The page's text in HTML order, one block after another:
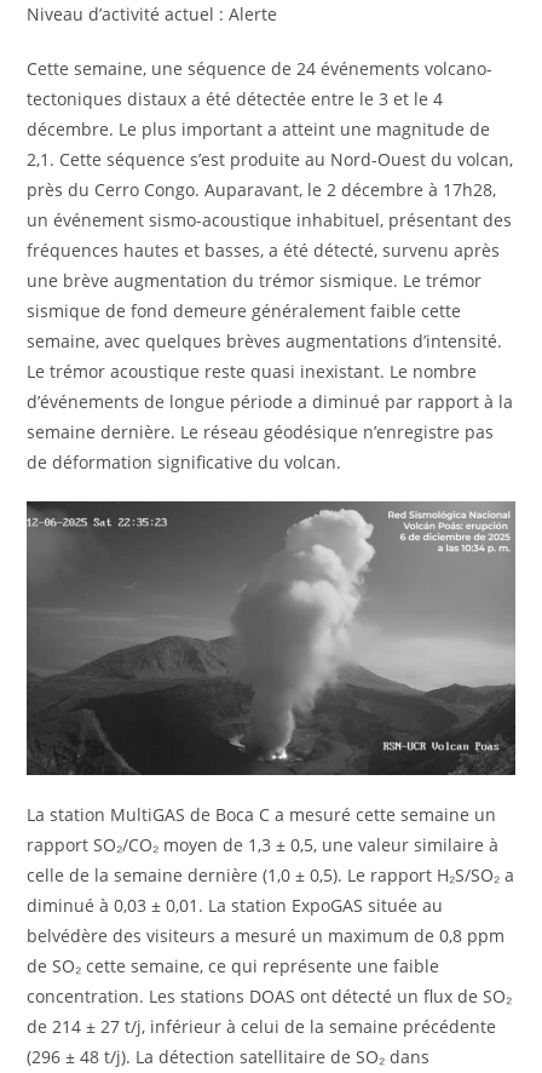
Niveau d’activité actuel : Alerte
Cette semaine, une séquence de 24 événements volcano-
tectoniques distaux a été détectée entre le 3 et le 4
décembre. Le plus important a atteint une magnitude de
2,1. Cette séquence s’est produite au Nord-Ouest du volcan,
près du Cerro Congo. Auparavant, le 2 décembre à 17h28,
un événement sismo-acoustique inhabituel, présentant des
fréquences hautes et basses, a été détecté, survenu après
une brève augmentation du trémor sismique. Le trémor
sismique de fond demeure généralement faible cette
semaine, avec quelques brèves augmentations d’intensité.
Le trémor acoustique reste quasi inexistant. Le nombre
d’événements de longue période a diminué par rapport à la
semaine dernière. Le réseau géodésique n’enregistre pas
de déformation significative du volcan.
La station MultiGAS de Boca C a mesuré cette semaine un
rapport SO₂/CO₂ moyen de 1,3 ± 0,5, une valeur similaire à
celle de la semaine dernière (1,0 ± 0,5). Le rapport H₂S/SO₂ a
diminué à 0,03 ± 0,01. La station ExpoGAS située au
belvédère des visiteurs a mesuré un maximum de 0,8 ppm
de SO₂ cette semaine, ce qui représente une faible
concentration. Les stations DOAS ont détecté un flux de SO₂
de 214 ± 27 t/j, inférieur à celui de la semaine précédente
(296 ± 48 t/j). La détection satellitaire de SO₂ dans